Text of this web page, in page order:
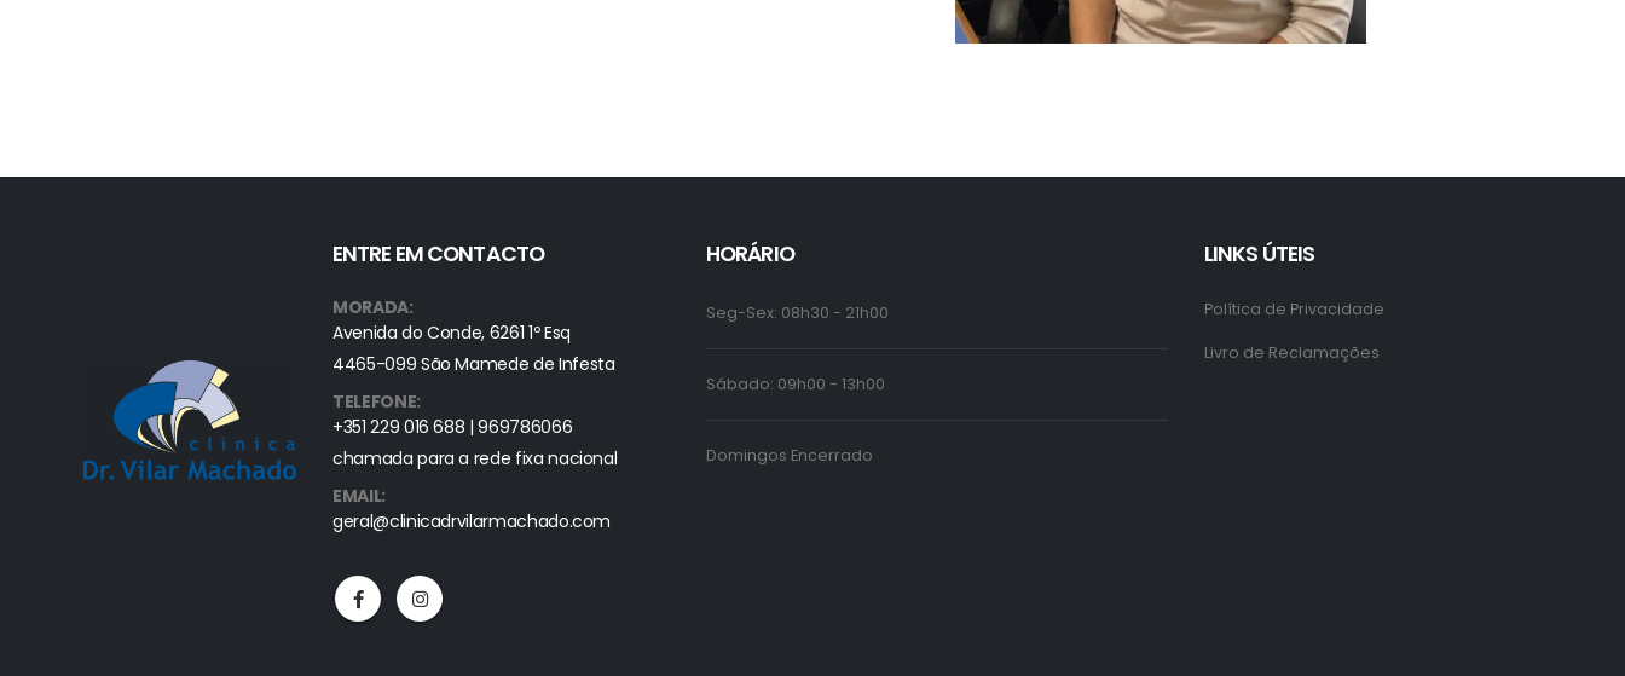
ENTRE EM CONTACTO
MORADA:
Avenida do Conde, 6261 1º Esq
4465-099 São Mamede de Infesta
TELEFONE:
+351 229 016 688 | 969786066
chamada para a rede fixa nacional
EMAIL:
geral@clinicadrvilarmachado.com
HORÁRIO
Seg-Sex: 08h30 - 21h00
Sábado: 09h00 - 13h00
Domingos Encerrado
LINKS ÚTEIS
Política de Privacidade
Livro de Reclamações